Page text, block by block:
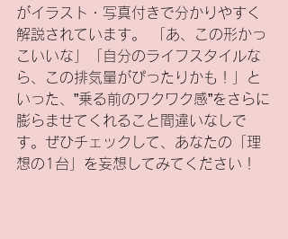
がイラスト・写真付きで分かりやすく
解説されています。 「あ、この形かっ
こいいな」「自分のライフスタイルな
ら、この排気量がぴったりかも！」と
いった、”乗る前のワクワク感”をさらに
膨らませてくれること間違いなしで
す。ぜひチェックして、あなたの「理
想の1台」を妄想してみてください！